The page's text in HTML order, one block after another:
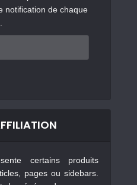
notification de chaque
certains produits
pages ou sidebars.